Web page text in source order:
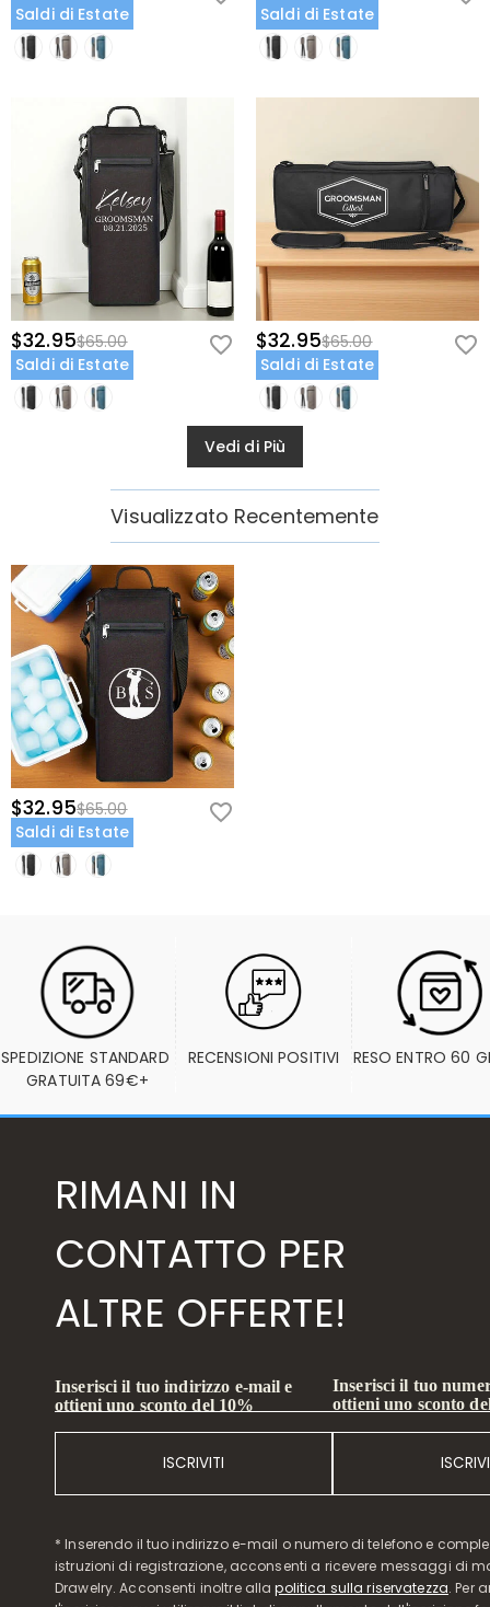
Saldi di Estate
Saldi di Estate
$32.95$65.00
Saldi di Estate
$32.95$65.00
Saldi di Estate
Vedi di Più
Visualizzato Recentemente
$32.95$65.00
Saldi di Estate
SPEDIZIONE STANDARD
GRATUITA 69€+
RECENSIONI POSITIVI RESO ENTRO 60
RIMANI IN
CONTATTO PER
ALTRE OFFERTE!
Inserisci il tuo indirizzo e-mail e
ottieni uno sconto del 10%
ISCRIVITI
Inserisci il tuo
ottieni uno sconto
* Inserendo il tuo indirizzo e-mail o numero di telefono e
istruzioni di registrazione, acconsenti a ricevere messaggi di
Drawelry. Acconsenti inoltre allapolitica sulla riservatezza. Per